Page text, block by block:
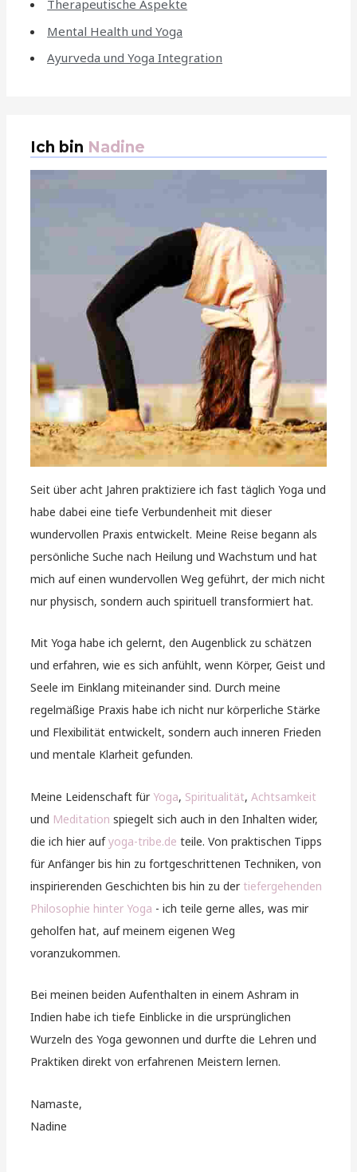
Therapeutische Aspekte
Mental Health und Yoga
Ayurveda und Yoga Integration
Ich bin Nadine
Seit über acht Jahren praktiziere ich fast täglich Yoga und
habe dabei eine tiefe Verbundenheit mit dieser
wundervollen Praxis entwickelt. Meine Reise begann als
persönliche Suche nach Heilung und Wachstum und hat
mich auf einen wundervollen Weg geführt, der mich nicht
nur physisch, sondern auch spirituell transformiert hat.
Mit Yoga habe ich gelernt, den Augenblick zu schätzen
und erfahren, wie es sich anfühlt, wenn Körper, Geist und
Seele im Einklang miteinander sind. Durch meine
regelmäßige Praxis habe ich nicht nur körperliche Stärke
und Flexibilität entwickelt, sondern auch inneren Frieden
und mentale Klarheit gefunden.
Meine Leidenschaft für Yoga, Spiritualität,Achtsamkeit
und Meditation spiegelt sich auch in den Inhalten wider,
die ich hier aufyoga-tribe.de teile. Von praktischen Tipps
für Anfänger bis hin zu fortgeschrittenen Techniken, von
inspirierenden Geschichten bis hin zu der tiefergehenden
Philosophie hinter Yoga - ich teile gerne alles, was mir
geholfen hat, auf meinem eigenen Weg
voranzukommen.
Bei meinen beiden Aufenthalten in einem Ashram in
Indien habe ich tiefe Einblicke in die ursprünglichen
Wurzeln des Yoga gewonnen und durfte die Lehren und
Praktiken direkt von erfahrenen Meistern lernen.
Namaste,
Nadine